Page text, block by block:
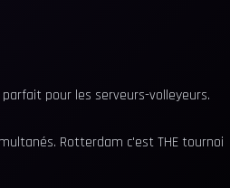
pour les serveurs-volleyeurs.
Rotterdam c'est THE tournoi